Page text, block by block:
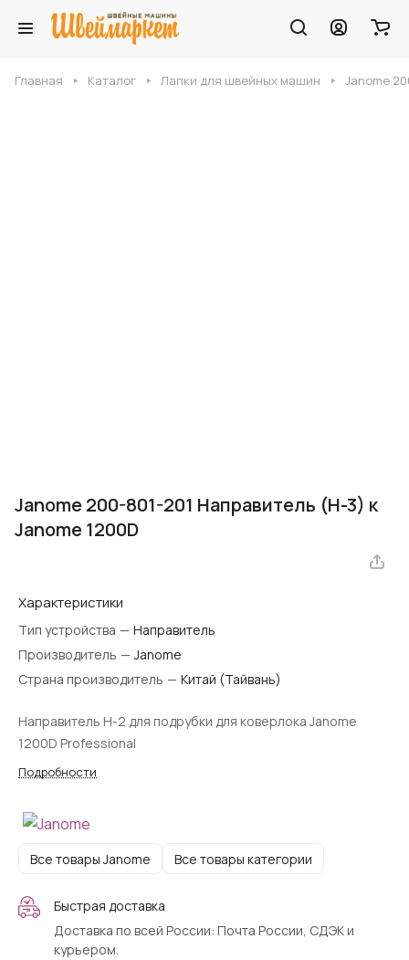
Главная Каталог Лапки для швейных машин Janome
Janome 200-801-201 Направитель (Н-3) к
Janome 1200D
Характеристики
Тип устройства — Направитель
Производитель — Janome
Страна производитель — Китай (Тайвань)
Направитель Н-2 для подрубки для коверлока Janome
1200D Professional
Подробности
Все товары Janome Все товары категории
Быстрая доставка
Доставка по всей России: Почта России, СДЭК и
курьером.